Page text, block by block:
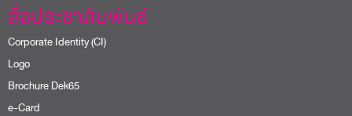
สื่อประชาสัมพันธ์
Corporate Identity (CI)
Logo
Brochure Dek65
e-Card